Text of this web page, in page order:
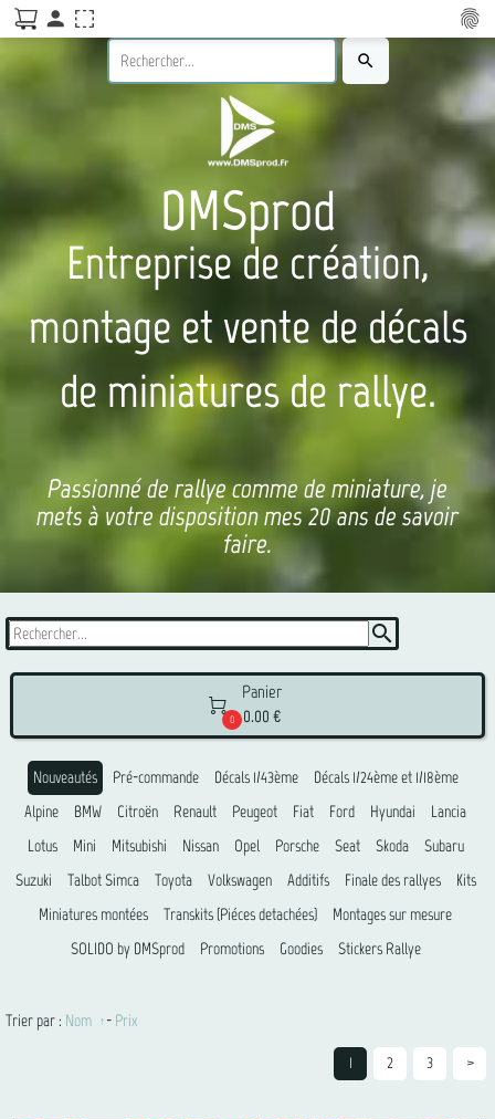
search
DMSprod
Entreprise de création,
montage et vente de décals
de miniatures de rallye.
Passionné de rallye comme de miniature, je
mets à votre disposition mes 20 ans de savoir
faire.
search

0
Panier
0.00 €
Nouveautés Pré-commande Décals 1/43ème
Décals 1/24ème et 1/18ème
Alpine
BMW Citroën Renault Peugeot Fiat Ford Hyundai
Lancia
Lotus
Mini Mitsubishi Nissan Opel Porsche Seat Skoda
Subaru
Suzuki
Talbot Simca Toyota Volkswagen Additifs Finale des rallyes
Kits
Miniatures montées
Transkits (Piéces detachées)
Montages sur mesure
SOLIDO by DMSprod
Promotions Goodies Stickers Rallye
Trier par : Nom - Prix
1 2 3 >
fingerprint
person